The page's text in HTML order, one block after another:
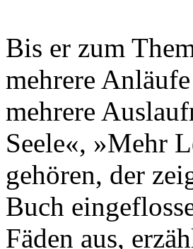
Bis er zum
mehrere
mehrere
Seele«, »Mehr
gehören, der
Buch
Fäden aus,